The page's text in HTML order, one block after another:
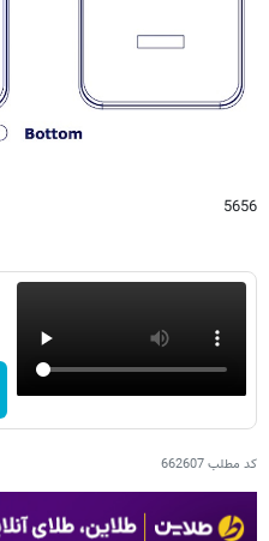
5656
کد مطلب662607